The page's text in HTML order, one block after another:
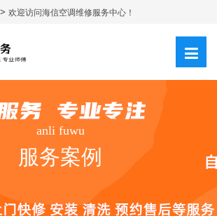
>欢迎访问海信空调维修服务中心！
anli fuwu
服务案例